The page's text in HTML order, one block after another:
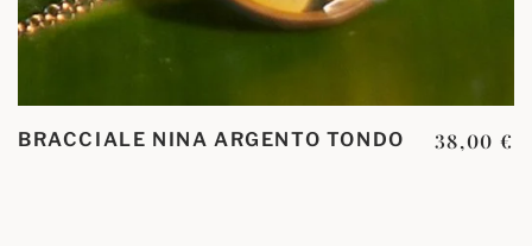
BRACCIALE NINA ARGENTO TONDO 38,00€